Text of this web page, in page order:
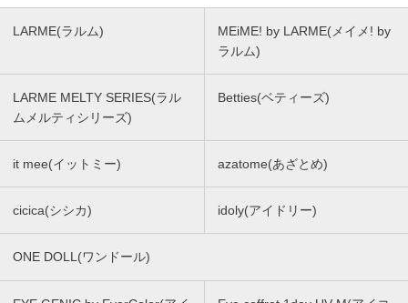
LARME(ラルム)
MEiME! by LARME(メイメ! by
ラルム)
LARME MELTY SERIES(ラル
ムメルティシリーズ)
Betties(ベティーズ)
it mee(イットミー) azatome(あざとめ)
cicica(シシカ) idoly(アイドリー)
ONE DOLL(ワンドール)